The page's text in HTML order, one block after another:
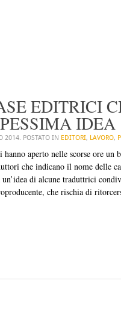
EDITRICI
IDEA
2014. POSTATO IN EDITORI, LAVORO,
aperto nelle scorse ore
che indicano il nome delle
di alcune traduttrici
che rischia di